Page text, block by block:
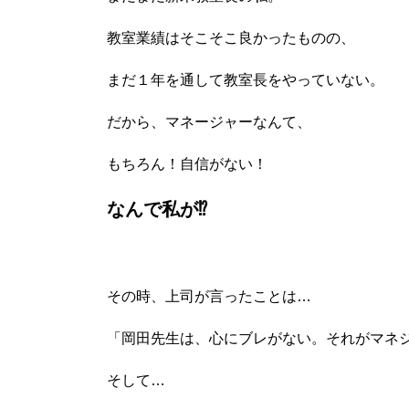
教室業績はそこそこ良かったものの、
まだ１年を通して教室長をやっていない。
だから、マネージャーなんて、
もちろん！自信がない！
なんで私が⁉
その時、上司が言ったことは…
「岡田先生は、心にブレがない。それがマネ
そして…